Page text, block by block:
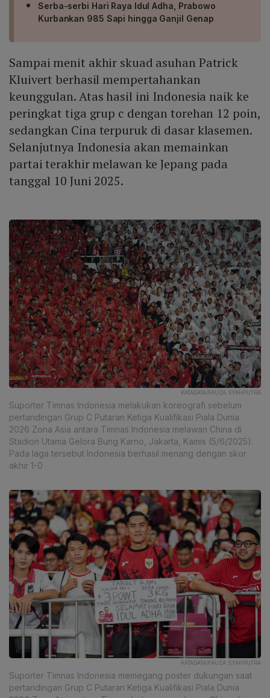
Serba-serbi Hari Raya Idul Adha, Prabowo
Kurbankan 985 Sapi hingga Ganjil Genap
Sampai menit akhir skuad asuhan Patrick
Kluivert berhasil mempertahankan
keunggulan. Atas hasil ini Indonesia naik ke
peringkat tiga grup c dengan torehan 12 poin,
sedangkan Cina terpuruk di dasar klasemen.
Selanjutnya Indonesia akan memainkan
partai terakhir melawan ke Jepang pada
tanggal 10 Juni 2025.
KATADATA/FAUZA SYAHPUTRA
Suporter Timnas Indonesia melakukan koreografi sebelum
pertandingan Grup C Putaran Ketiga Kualifikasi Piala Dunia
2026 Zona Asia antara Timnas Indonesia melawan China di
Stadion Utama Gelora Bung Karno, Jakarta, Kamis (5/6/2025).
Pada laga tersebut Indonesia berhasil menang dengan skor
akhir 1-0
KATADATA/FAUZA SYAHPUTRA
Suporter Timnas Indonesia memegang poster dukungan saat
pertandingan Grup C Putaran Ketiga Kualifikasi Piala Dunia